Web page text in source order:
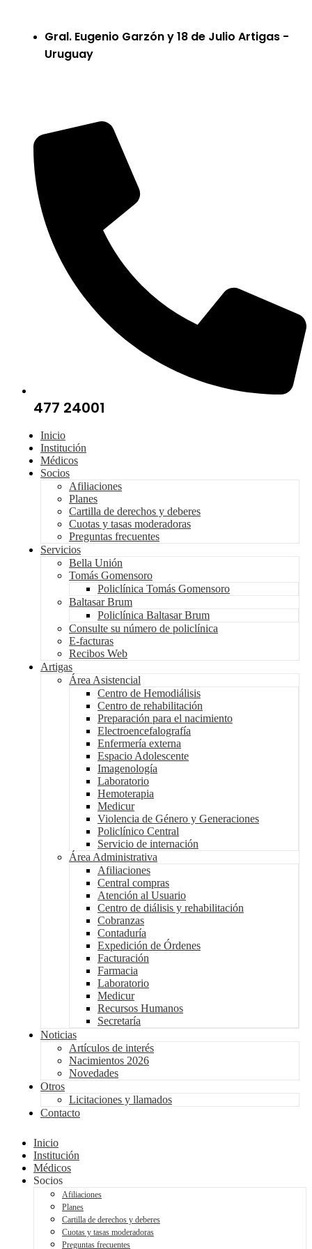
Gral. Eugenio Garzón y 18 de Julio Artigas -
Uruguay
477 24001
Inicio
Institución
Médicos
Socios
Afiliaciones
Planes
Cartilla de derechos y deberes
Cuotas y tasas moderadoras
Preguntas frecuentes
Servicios
Bella Unión
Tomás Gomensoro
Policlínica Tomás Gomensoro
Baltasar Brum
Policlínica Baltasar Brum
Consulte su número de policlínica
E-facturas
Recibos Web
Artigas
Área Asistencial
Centro de Hemodiálisis
Centro de rehabilitación
Preparación para el nacimiento
Electroencefalografía
Enfermería externa
Espacio Adolescente
Imagenología
Laboratorio
Hemoterapia
Medicur
Violencia de Género y Generaciones
Policlínico Central
Servicio de internación
Área Administrativa
Afiliaciones
Central compras
Atención al Usuario
Centro de diálisis y rehabilitación
Cobranzas
Contaduría
Expedición de Órdenes
Facturación
Farmacia
Laboratorio
Medicur
Recursos Humanos
Secretaría
Noticias
Artículos de interés
Nacimientos 2026
Novedades
Otros
Licitaciones y llamados
Contacto
Inicio
Institución
Médicos
Socios
Afiliaciones
Planes
Cartilla de derechos y deberes
Cuotas y tasas moderadoras
Preguntas frecuentes